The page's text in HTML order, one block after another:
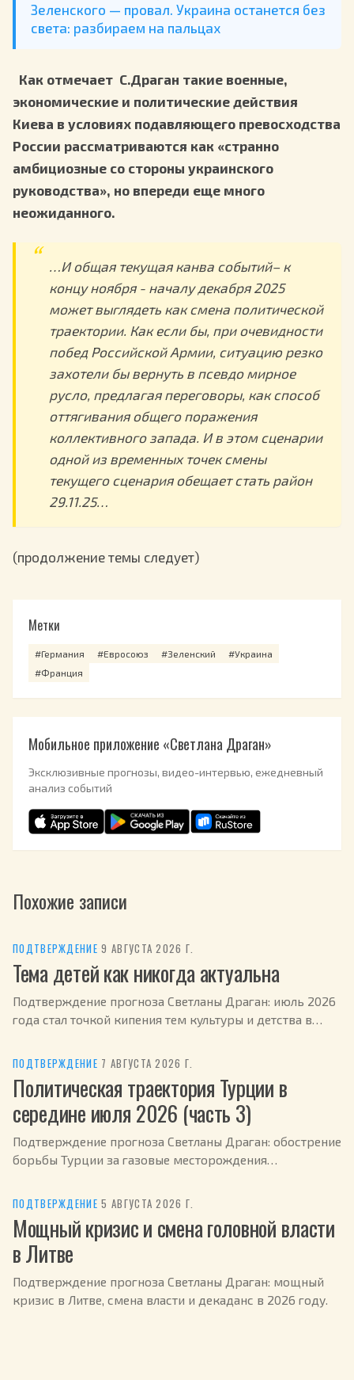
Зеленского — провал. Украина останется без
света: разбираем на пальцах
Как отмечает С.Драган такие военные,
экономические и политические действия
Киева в условиях подавляющего превосходства
России рассматриваются как «странно
амбициозные со стороны украинского
руководства», но впереди еще много
неожиданного.
…И общая текущая канва событий– к
концу ноября - началу декабря 2025
может выглядеть как смена политической
траектории. Как если бы, при очевидности
побед Российской Армии, ситуацию резко
захотели бы вернуть в псевдо мирное
русло, предлагая переговоры, как способ
оттягивания общего поражения
коллективного запада. И в этом сценарии
одной из временных точек смены
текущего сценария обещает стать район
29.11.25…
(продолжение темы следует)
Метки
#Германия #Евросоюз #Зеленский
#Украина
#Франция
Мобильное приложение «Светлана Драган»
Эксклюзивные прогнозы, видео-интервью, ежедневный
анализ событий
Похожие записи
ПОДТВЕРЖДЕНИЕ ·9 АВГУСТА 2026 Г.
Тема детей как никогда актуальна
Подтверждение прогноза Светланы Драган: июль 2026
года стал точкой кипения тем культуры и детства в
ПОДТВЕРЖДЕНИЕ 7 АВГУСТА 2026 Г.
Политическая траектория Турции в
середине июля 2026 (часть 3)
Подтверждение прогноза Светланы Драган: обострение
борьбы Турции за газовые месторождения
ПОДТВЕРЖДЕНИЕ ·5 АВГУСТА 2026 Г.
Мощный кризис и смена головной власти
в Литве
Подтверждение прогноза Светланы Драган: мощный
кризис в Литве, смена власти и декаданс в 2026 году.